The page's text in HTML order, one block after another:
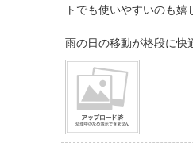
トでも使いやすいのも嬉
雨の日の移動が格段に快